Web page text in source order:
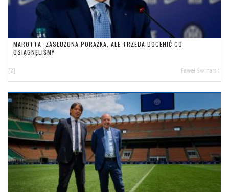
MAROTTA: ZASŁUŻONA PORAŻKA, ALE TRZEBA DOCENIĆ CO
OSIĄGNĘLIŚMY
[2] Paweł Świnarski